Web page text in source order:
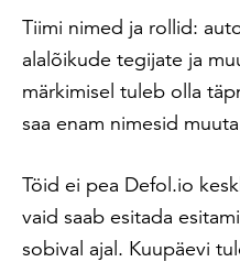
Tiimi nimed ja rollid:
alalõikude tegijate ja
märkimisel tuleb olla
saa enam nimesid
Töid ei pea Defol.io
vaid saab esitada
sobival ajal. Kuupäevi